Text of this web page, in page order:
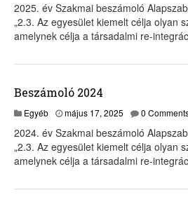
2025. év Szakmai beszámoló
„2.3. Az egyesület kiemelt célja olyan
amelynek célja a társadalmi re-
Beszámoló 2024
Egyéb május 17, 2025
j
u
s
0
2024. év Szakmai beszámoló
„2.3. Az egyesület kiemelt célja olyan
amelynek célja a társadalmi re-